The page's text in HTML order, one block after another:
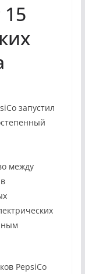
запустил
между
PepsiCo